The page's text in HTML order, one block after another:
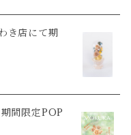
き店にて期
間限定POP